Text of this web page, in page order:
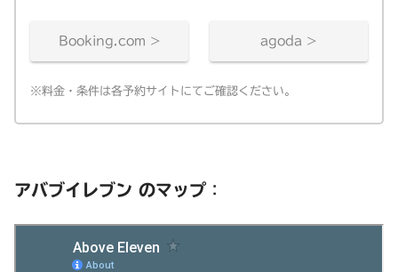
Booking.com > agoda >
※料金・条件は各予約サイトにてご確認ください。
アバブイレブン のマップ ：